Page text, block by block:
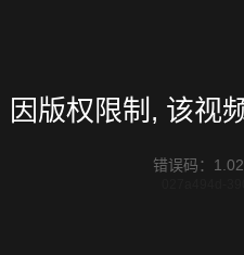
因版权限制, 该视
错误码：